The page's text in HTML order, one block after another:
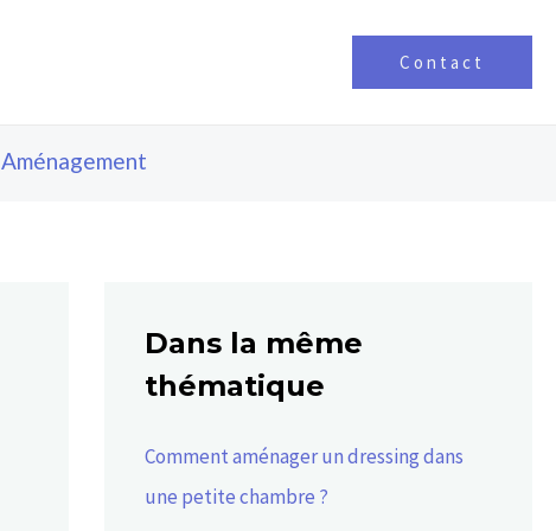
Contact
Aménagement
Dans la même
thématique
Comment aménager un dressing dans
une petite chambre ?